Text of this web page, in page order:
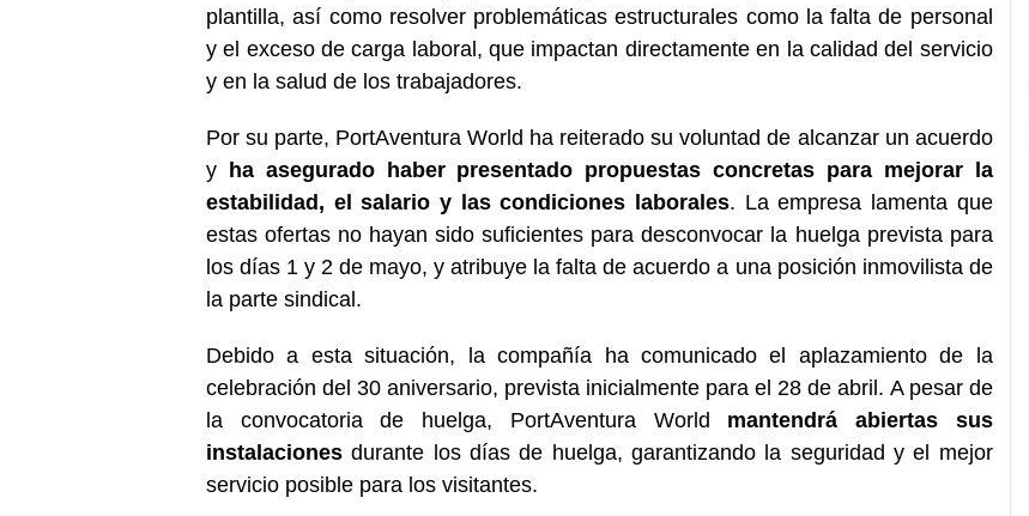
plantilla, así como resolver problemáticas estructurales como la falta de personal
y el exceso de carga laboral, que impactan directamente en la calidad del servicio
y en la salud de los trabajadores.
Por su parte, PortAventura World ha reiterado su voluntad de alcanzar un acuerdo
y ha asegurado haber presentado propuestas concretas para mejorar la
estabilidad, el salario y las condiciones laborales. La empresa lamenta que
estas ofertas no hayan sido suficientes para desconvocar la huelga prevista para
los días 1 y 2 de mayo, y atribuye la falta de acuerdo a una posición inmovilista de
la parte sindical.
Debido a esta situación, la compañía ha comunicado el aplazamiento de la
celebración del 30 aniversario, prevista inicialmente para el 28 de abril. A pesar de
la convocatoria de huelga, PortAventura World mantendrá abiertas sus
instalaciones durante los días de huelga, garantizando la seguridad y el mejor
servicio posible para los visitantes.